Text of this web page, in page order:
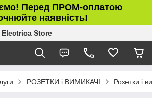
Перед ПРОМ-оплатою
наявність!
Electrica Store
РОЗЕТКИ і ВИМИКАЧІ Розетки і